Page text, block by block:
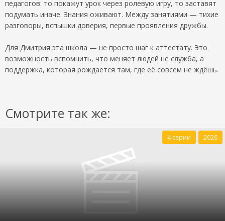
педагогов: то покажут урок через ролевую игру, то заставят
подумать иначе. Знания оживают. Между занятиями — тихие
разговоры, вспышки доверия, первые проявления дружбы.
Для Дмитрия эта школа — не просто шаг к аттестату. Это
возможность вспомнить, что меняет людей не служба, а
поддержка, которая рождается там, где её совсем не ждёшь.
Смотрите так же:
4 серии 2026